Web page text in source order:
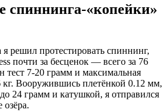
спиннинга-«копейки»
я решил протестировать спиннинг,
почти за бесценок — всего за 76
тест 7-20 грамм и максимальная
кг. Вооружившись плетёнкой 0.12 мм,
24 грамм и катушкой, я отправился